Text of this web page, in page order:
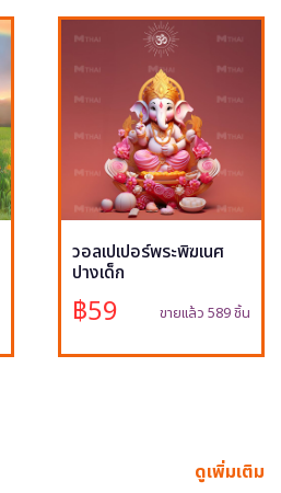
วอลเปเปอร์พระพิฆเนศ
ปางเด็ก
฿59 ขายแล้ว 589 ชิ้น
ดูเพิ่มเติม